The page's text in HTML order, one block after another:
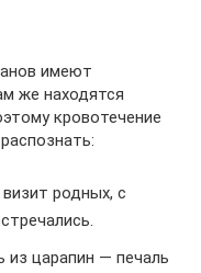
имеют
же находятся
кровотечение
родных, с
из царапин — печаль